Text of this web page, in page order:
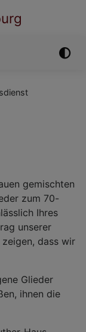
gemischten
zum 70-
Ihres
unserer
dass wir
Glieder
ihnen die